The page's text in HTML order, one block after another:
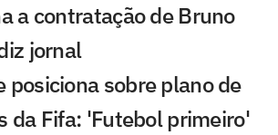
a contratação de Bruno
jornal
posiciona sobre plano de
da Fifa: 'Futebol primeiro'